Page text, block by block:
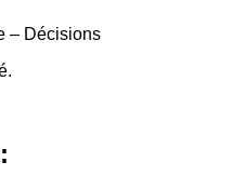
– Décisions